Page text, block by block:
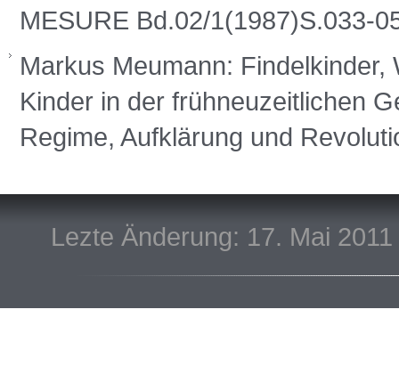
MESURE Bd.02/1(1987)S.033-
Markus Meumann:
Kinder in der frühneuzeitlichen
Regime, Aufklärung und
Lezte Änderung: 17. Mai